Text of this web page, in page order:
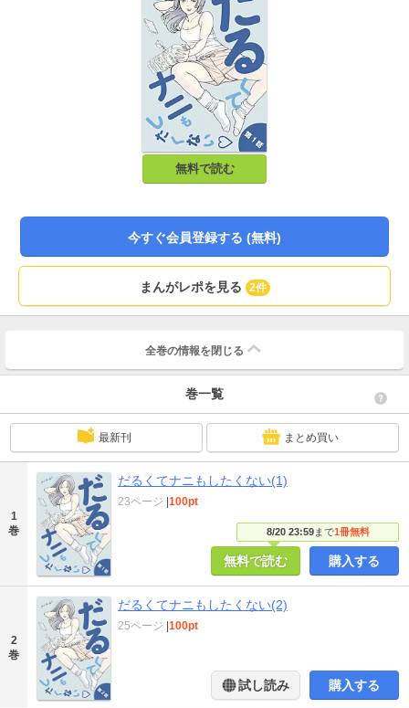
無料で読む
今すぐ会員登録する (無料)
まんがレポを見る 2件
全巻の情報を 閉じる
巻一覧
最新刊 まとめ買い
1
巻
だるくてナニもしたくない(1)
8/20 23:59まで1冊無料
23ページ |100pt
無料で読む 購入する
2
巻
だるくてナニもしたくない(2)
25ページ |100pt
試し読み 購入する